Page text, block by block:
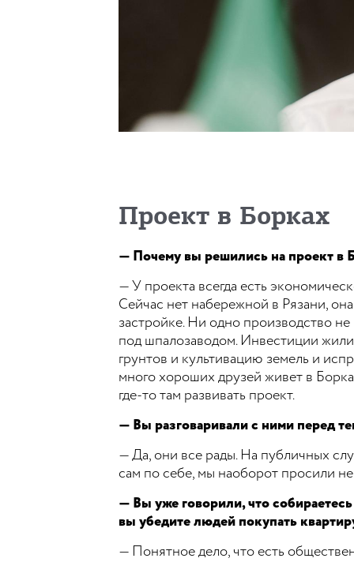
Проект в Борках
— Почему вы решились на проект в
— У проекта всегда есть
Сейчас нет набережной в Рязани,
застройке. Ни одно производство не
под шпалозаводом. Инвестиции
грунтов и культивацию земель и
много хороших друзей живет в
где-то там развивать проект.
— Вы разговаривали с ними перед
— Да, они все рады. На публичных
сам по себе, мы наоборот просили
— Вы уже говорили, что
вы убедите людей покупать
— Понятное дело, что есть